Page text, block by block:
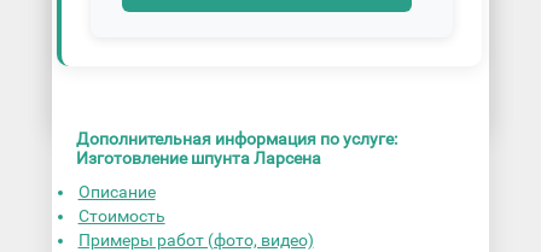
Дополнительная информация по услуге:
Изготовление шпунта Ларсена
Описание
Стоимость
Примеры работ (фото, видео)